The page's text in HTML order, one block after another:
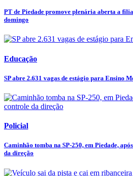
PT de Piedade promove plenária aberta a
domingo
Educação
SP abre 2.631 vagas de estágio para Ensino
Policial
Caminhão tomba na SP-250, em Piedade,
da direção